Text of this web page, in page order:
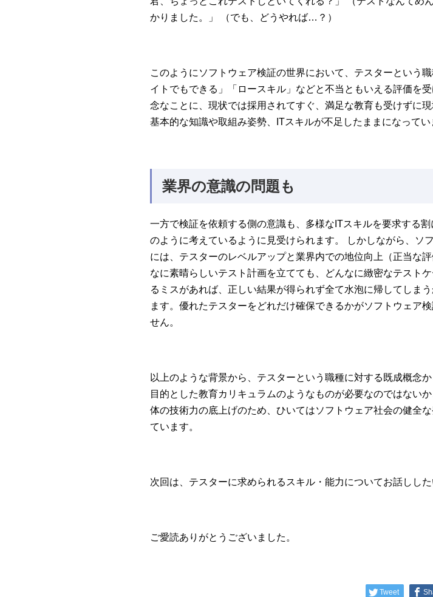
かりました。」 （でも、どうやれば…？）
このようにソフトウェア検証の世界において、テスターという
イトでもできる」「ロースキル」などと不当ともいえる評価を
念なことに、現状では採用されてすぐ、満足な教育も受けずに
基本的な知識や取組み姿勢、ITスキルが不足したままになってい
業界の意識の問題も
一方で検証を依頼する側の意識も、多様なITスキルを要求する
のように考えているように見受けられます。 しかしながら、ソ
には、テスターのレベルアップと業界内での地位向上（正当な
なに素晴らしいテスト計画を立てても、どんなに緻密なテスト
るミスがあれば、正しい結果が得られず全て水泡に帰してしま
ます。優れたテスターをどれだけ確保できるかがソフトウェア
せん。
以上のような背景から、テスターという職種に対する既成概念
目的とした教育カリキュラムのようなものが必要なのではない
体の技術力の底上げのため、ひいてはソフトウェア社会の健全
ています。
次回は、テスターに求められるスキル・能力についてお話しした
ご愛読ありがとうございました。
Tweet